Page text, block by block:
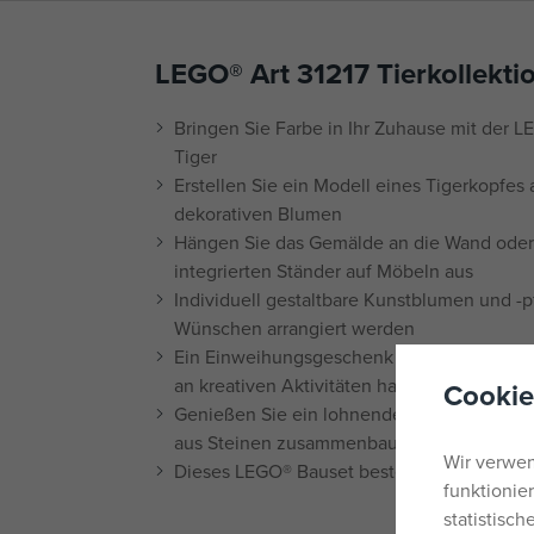
LEGO® Art 31217
Bringen Sie Farbe in Ihr Zuhause mit der
Tiger
Erstellen Sie ein Modell eines Tigerkopfes
dekorativen Blumen
Hängen Sie das Gemälde an die Wand
integrierten Ständer auf Möbeln aus
Individuell gestaltbare Kunstblumen und -
Wünschen arrangiert werden
Ein Einweihungsgeschenk für Tier-, Natur-
an kreativen Aktivitäten haben
Genießen Sie ein lohnendes Bauerlebnis,
aus Steinen zusammenbauen
Dieses LEGO® Bauset besteht aus 744
Wir